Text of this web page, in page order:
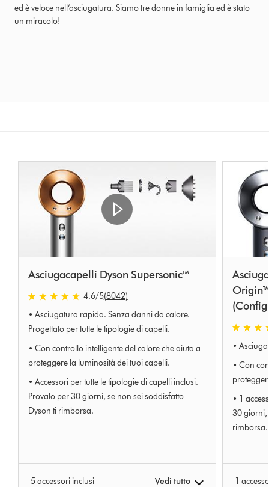
ed è veloce nell’asciugatura. Siamo tre donne in famiglia ed è stato
un miracolo!
Asciugacapelli Dyson Supersonic™
4.6 stelle su 5 da 8042 Ratings
4.6/5(8042)
• Asciugatura rapida. Senza danni da calore.
Progettato per tutte le tipologie di capelli.
• Con controllo intelligente del calore che aiuta a
proteggere la luminosità dei tuoi capelli.
• Accessori per tutte le tipologie di capelli inclusi.
Provalo per 30 giorni, se non sei soddisfatto
Dyson ti rimborsa.
5 accessori inclusi Vedi tutto
4.6 stelle
•
• Con
• 1
30 giorni,
rimborsa.
1